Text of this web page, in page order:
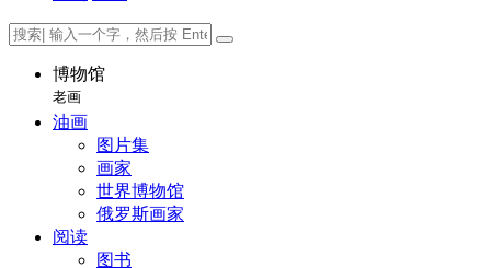
博物馆
老画
油画
图片集
画家
世界博物馆
俄罗斯画家
阅读
图书